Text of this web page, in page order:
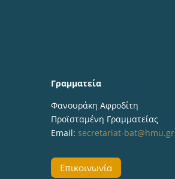
Γραμματεία
Φανουράκη Αφροδίτη
Προϊσταμένη Γραμματείας
Email: secretariat-bat@hmu.gr
Επικοινωνία